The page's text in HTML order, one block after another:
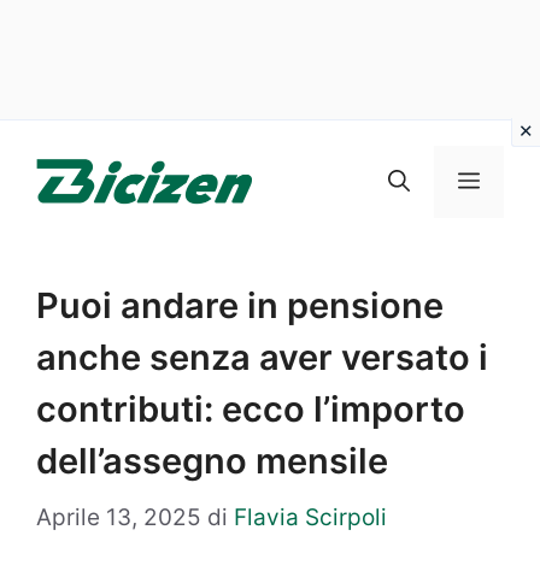
Menu
Puoi andare in pensione
anche senza aver versato i
contributi: ecco l’importo
dell’assegno mensile
Aprile 13, 2025 di Flavia Scirpoli